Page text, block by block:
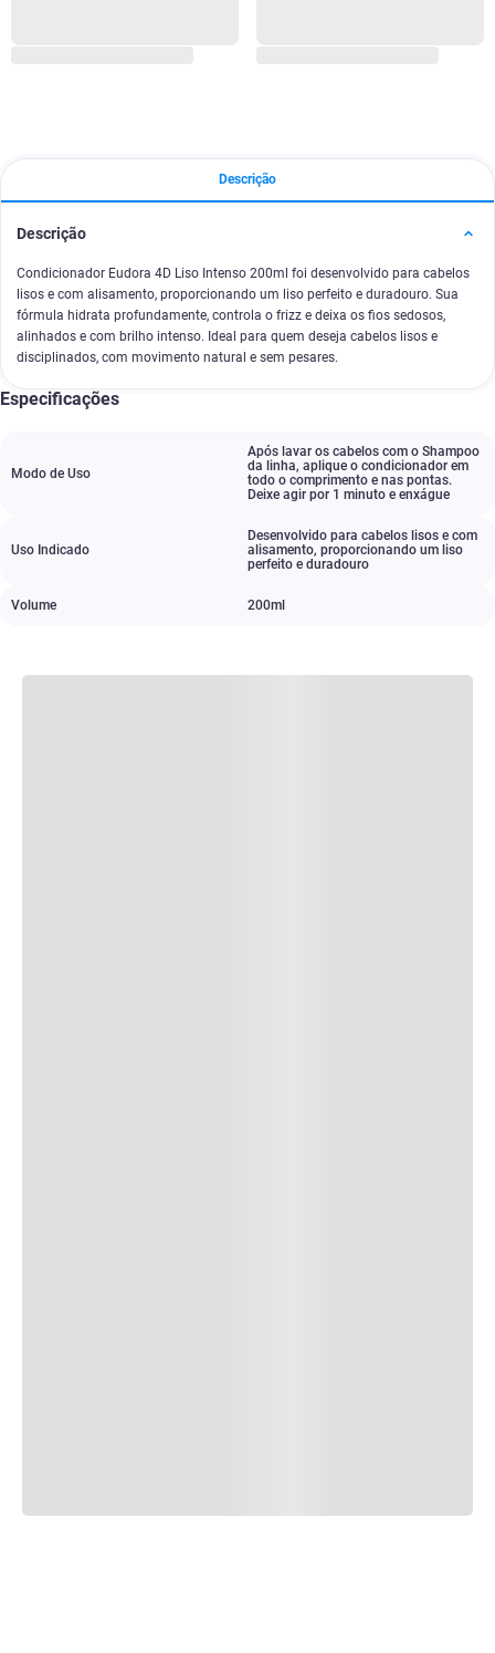
Descrição
Descrição
Condicionador Eudora 4D Liso Intenso 200ml foi desenvolvido para cabelos
lisos e com alisamento, proporcionando um liso perfeito e duradouro. Sua
fórmula hidrata profundamente, controla o frizz e deixa os fios sedosos,
alinhados e com brilho intenso. Ideal para quem deseja cabelos lisos e
disciplinados, com movimento natural e sem pesares.
Especificações
Modo de Uso
Após lavar os cabelos com o Shampoo
da linha, aplique o condicionador em
todo o comprimento e nas pontas.
Deixe agir por 1 minuto e enxágue
Uso Indicado
Desenvolvido para cabelos lisos e com
alisamento, proporcionando um liso
perfeito e duradouro
Volume 200ml